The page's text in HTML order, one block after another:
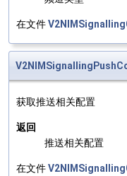
在文件
获取推送相关配置
返回
推送相关配置
在文件